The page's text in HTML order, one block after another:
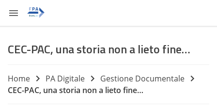
CEC-PAC, una storia non a lieto fine…
Home PA Digitale
Gestione Documentale
CEC-PAC, una storia non a lieto fine…